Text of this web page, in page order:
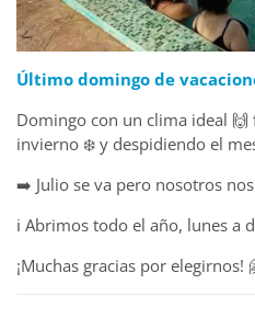
Último domingo de
Domingo con un clima ideal
invierno ❄️ y despidiendo el
➡️ Julio se va pero nosotros
ℹ️ Abrimos todo el año, lunes a
¡Muchas gracias por elegirnos!